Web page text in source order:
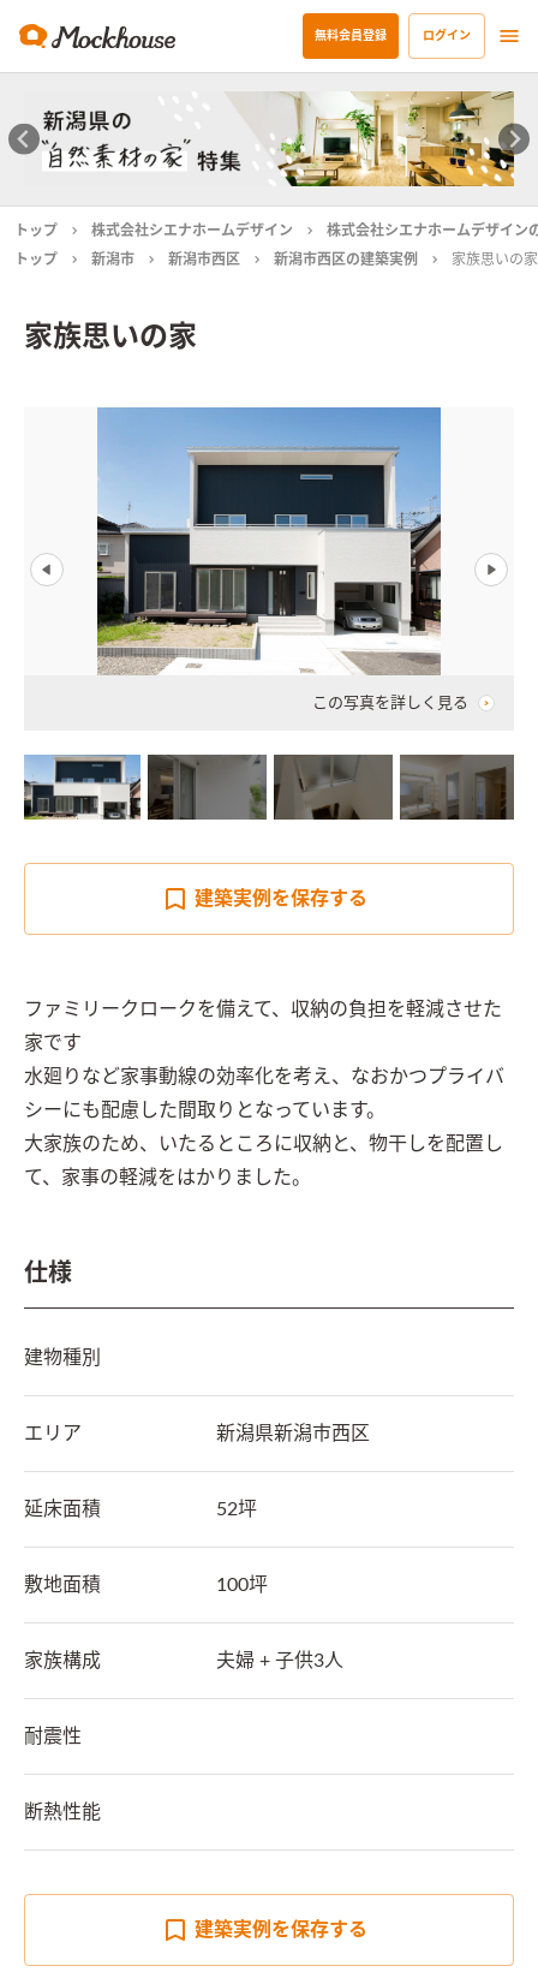
無料会員登録 ログイン
トップ 株式会社シエナホームデザイン
株式会社シエナホームデザイン
トップ
新潟市 新潟市西区 新潟市西区の建築実例 家族思いの家
家族思いの家
この写真を詳しく見る
建築実例を保存する
ファミリークロークを備えて、収納の負担を軽減させた
家です
水廻りなど家事動線の効率化を考え、なおかつプライバ
シーにも配慮した間取りとなっています。
大家族のため、いたるところに収納と、物干しを配置し
て、家事の軽減をはかりました。
仕様
建物種別
エリア 新潟県新潟市西区
延床面積 52坪
敷地面積 100坪
家族構成 夫婦 + 子供3人
耐震性
断熱性能
建築実例を保存する